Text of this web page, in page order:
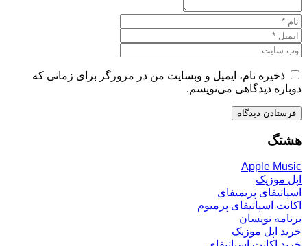
ذخیره نام، ایمیل و وبسایت من در مرورگر برای زمانی که
دوباره دیدگاهی می‌نویسم.
هشتگ
Apple Music
اپل موزیک
اسپاتیفای پریمیفای
اکانت اسپاتیفای پرمیوم
برنامه نویسان
خرید اپل موزیک